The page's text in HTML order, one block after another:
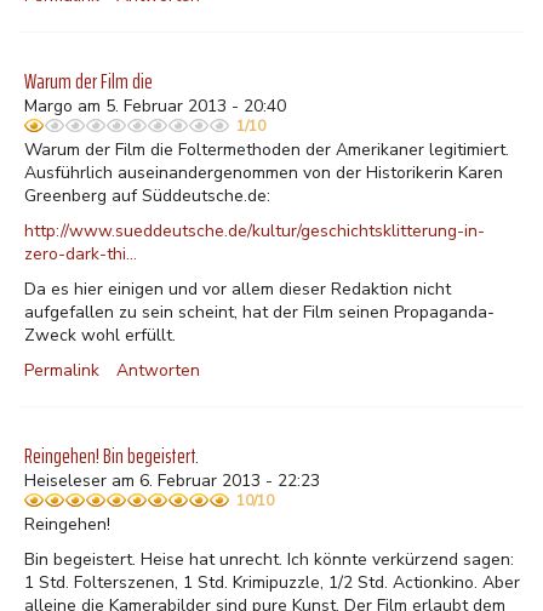
Warum der Film die
Margo am 5. Februar 2013 - 20:40
1/10
Warum der Film die Foltermethoden der Amerikaner legitimiert.
Ausführlich auseinandergenommen von der Historikerin Karen
Greenberg auf Süddeutsche.de:
http://www.sueddeutsche.de/kultur/geschichtsklitterung-in-
zero-dark-thi…
Da es hier einigen und vor allem dieser Redaktion nicht
aufgefallen zu sein scheint, hat der Film seinen Propaganda-
Zweck wohl erfüllt.
Permalink
Antworten
Reingehen! Bin begeistert.
Heiseleser am 6. Februar 2013 - 22:23
10/10
Reingehen!
Bin begeistert. Heise hat unrecht. Ich könnte verkürzend sagen:
1 Std. Folterszenen, 1 Std. Krimipuzzle, 1/2 Std. Actionkino. Aber
alleine die Kamerabilder sind pure Kunst. Der Film erlaubt dem